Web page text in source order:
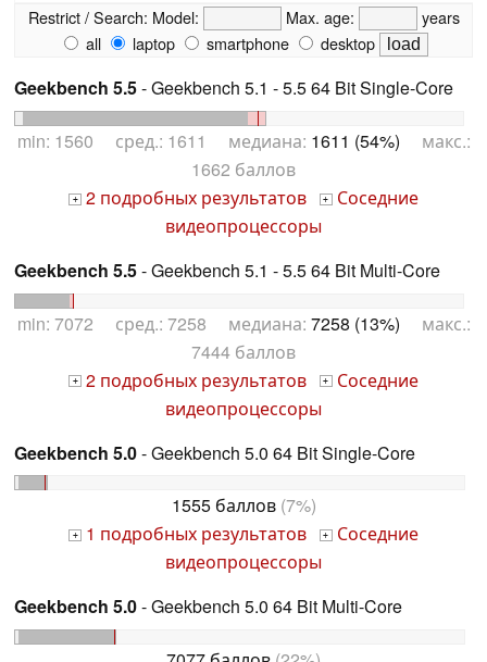
Restrict / Search: Model: Max. age:
years
all
laptop smartphone desktop
Geekbench 5.5- Geekbench 5.1 - 5.5 64 Bit Single-Core
min: 1560 сред.: 1611 медиана: 1611 (54%) макс.:
1662 баллов
+ 2 подробных результатов + Соседние
видеопроцессоры
Geekbench 5.5- Geekbench 5.1 - 5.5 64 Bit Multi-Core
min: 7072 сред.: 7258 медиана: 7258 (13%) макс.:
7444 баллов
+ 2 подробных результатов + Соседние
видеопроцессоры
Geekbench 5.0- Geekbench 5.0 64 Bit Single-Core
1555 баллов(7%)
+ 1 подробных результатов + Соседние
видеопроцессоры
Geekbench 5.0- Geekbench 5.0 64 Bit Multi-Core